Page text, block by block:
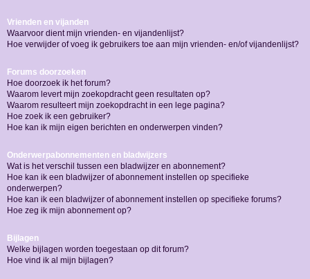
Vrienden en vijanden
Waarvoor dient mijn vrienden- en vijandenlijst?
Hoe verwijder of voeg ik gebruikers toe aan mijn vrienden- en/of vijandenlijst?
Forums doorzoeken
Hoe doorzoek ik het forum?
Waarom levert mijn zoekopdracht geen resultaten op?
Waarom resulteert mijn zoekopdracht in een lege pagina?
Hoe zoek ik een gebruiker?
Hoe kan ik mijn eigen berichten en onderwerpen vinden?
Onderwerpabonnementen en bladwijzers
Wat is het verschil tussen een bladwijzer en abonnement?
Hoe kan ik een bladwijzer of abonnement instellen op specifieke
onderwerpen?
Hoe kan ik een bladwijzer of abonnement instellen op specifieke forums?
Hoe zeg ik mijn abonnement op?
Bijlagen
Welke bijlagen worden toegestaan op dit forum?
Hoe vind ik al mijn bijlagen?